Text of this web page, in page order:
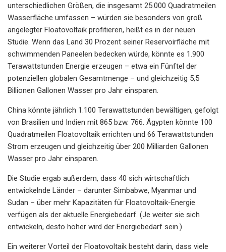
unterschiedlichen Größen, die insgesamt 25.000 Quadratmeilen
Wasserfläche umfassen – würden sie besonders von groß
angelegter Floatovoltaik profitieren, heißt es in der neuen
Studie. Wenn das Land 30 Prozent seiner Reservoirfläche mit
schwimmenden Paneelen bedecken würde, könnte es 1.900
Terawattstunden Energie erzeugen – etwa ein Fünftel der
potenziellen globalen Gesamtmenge – und gleichzeitig 5,5
Billionen Gallonen Wasser pro Jahr einsparen.
China könnte jährlich 1.100 Terawattstunden bewältigen, gefolgt
von Brasilien und Indien mit 865 bzw. 766. Ägypten könnte 100
Quadratmeilen Floatovoltaik errichten und 66 Terawattstunden
Strom erzeugen und gleichzeitig über 200 Milliarden Gallonen
Wasser pro Jahr einsparen.
Die Studie ergab außerdem, dass 40 sich wirtschaftlich
entwickelnde Länder – darunter Simbabwe, Myanmar und
Sudan – über mehr Kapazitäten für Floatovoltaik-Energie
verfügen als der aktuelle Energiebedarf. (Je weiter sie sich
entwickeln, desto höher wird der Energiebedarf sein.)
Ein weiterer Vorteil der Floatovoltaik besteht darin, dass viele